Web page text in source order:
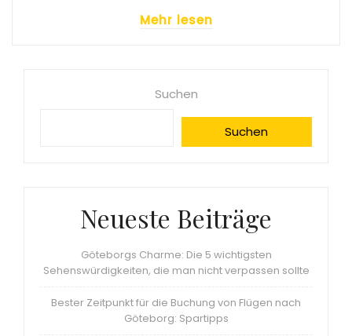
Mehr lesen
Suchen
Suchen
Neueste Beiträge
Göteborgs Charme: Die 5 wichtigsten
Sehenswürdigkeiten, die man nicht verpassen sollte
Bester Zeitpunkt für die Buchung von Flügen nach
Göteborg: Spartipps